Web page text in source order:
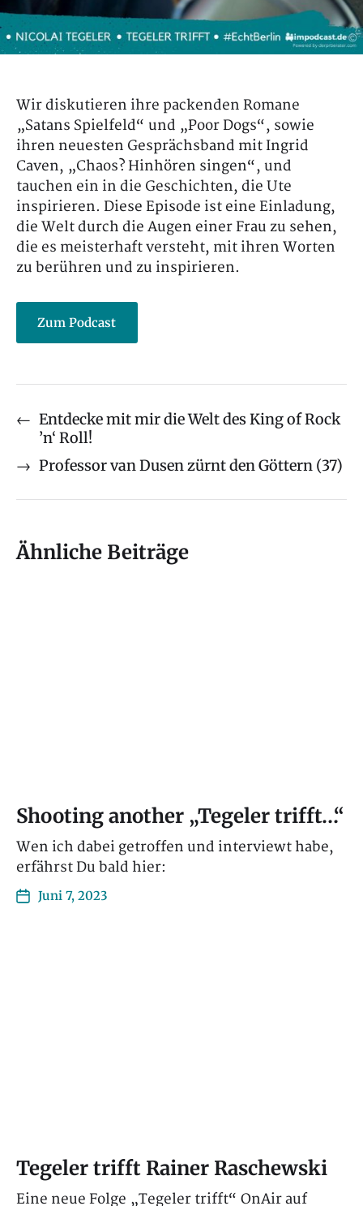
Wir diskutieren ihre packenden Romane
„Satans Spielfeld“ und „Poor Dogs“, sowie
ihren neuesten Gesprächsband mit Ingrid
Caven, „Chaos? Hinhören singen“, und
tauchen ein in die Geschichten, die Ute
inspirieren. Diese Episode ist eine Einladung,
die Welt durch die Augen einer Frau zu sehen,
die es meisterhaft versteht, mit ihren Worten
zu berühren und zu inspirieren.
Zum Podcast
← Entdecke mit mir die Welt des King of Rock
’n‘ Roll!
→ Professor van Dusen zürnt den Göttern (37)
Ähnliche Beiträge
Shooting another „Tegeler trifft…“
Wen ich dabei getroffen und interviewt habe,
erfährst Du bald hier:
Juni 7, 2023
Tegeler trifft Rainer Raschewski
Eine neue Folge „Tegeler trifft“ OnAir auf